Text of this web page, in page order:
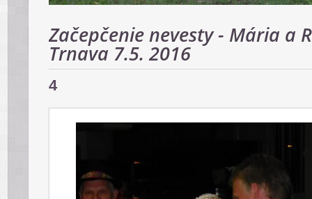
Začepčenie nevesty - Mária a
Trnava 7.5. 2016
4